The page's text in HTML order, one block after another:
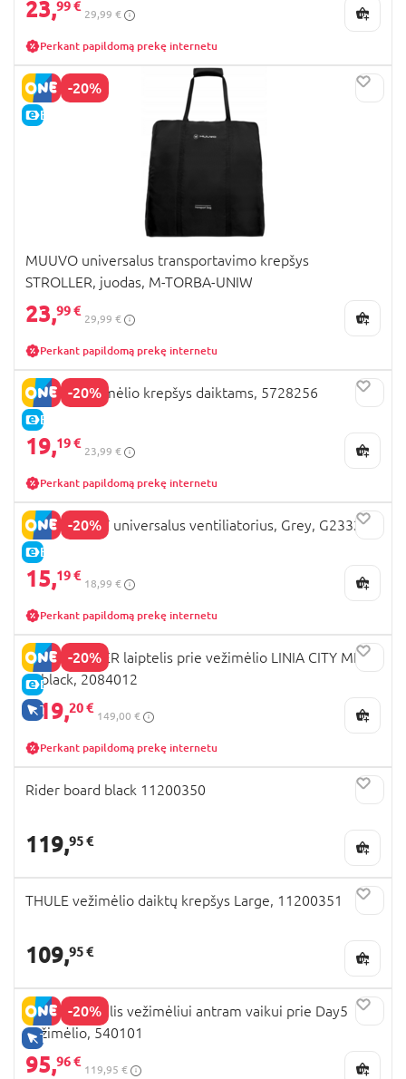
23,99 €
29,99 €
Perkant papildomą prekę internetu
-20%
E-KAINA
MUUVO universalus transportavimo krepšys
STROLLER, juodas, M-TORBA-UNIW
23,99 €
29,99 €
Perkant papildomą prekę internetu
-20%
E-KAINA
DOOKY vėžimėlio krepšys daiktams, 5728256
19,19 €
23,99 €
Perkant papildomą prekę internetu
-20%
E-KAINA
DREAMBABY universalus ventiliatorius, Grey, G2332
15,19 €
18,99 €
Perkant papildomą prekę internetu
-20%
E-KAINA
TIK INTERNETU
BABY JOGGER laiptelis prie vežimėlio LINIA CITY MINI
2, black, 2084012
119,20 €
149,00 €
Perkant papildomą prekę internetu
Rider board black 11200350
119,95 €
THULE vežimėlio daiktų krepšys Large, 11200351
109,95 €
-20%
TIK INTERNETU
JOOLZ laiptelis vežimėliui antram vaikui prie Day5
vežimėlio, 540101
95,96 €
119,95 €